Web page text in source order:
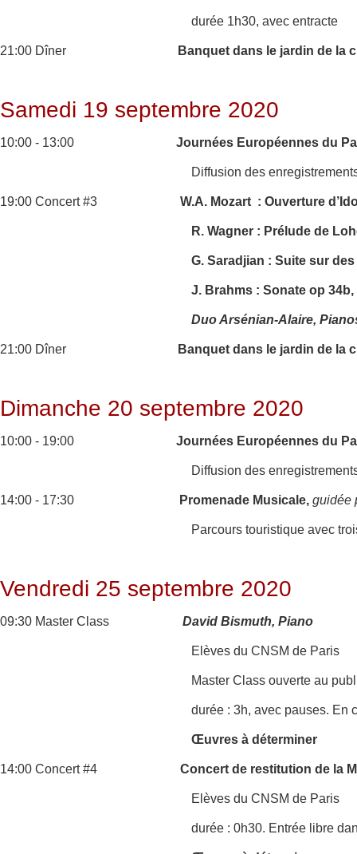
durée 1h30, avec entracte
21:00 Dîner Banquet dans le jardin de la
Samedi 19 septembre 2020
10:00 - 13:00 Journées Européennes du
Diffusion des
19:00 Concert #3 W.A. Mozart : Ouverture
R. Wagner : Prélude de
G. Saradjian : Suite sur
J. Brahms : Sonate op
Duo Arsénian-Alaire,
21:00 Dîner Banquet dans le jardin de la
Dimanche 20 septembre 2020
10:00 - 19:00 Journées Européennes du
Diffusion des
14:00 - 17:30 Promenade Musicale, guidée
Parcours touristique avec
Vendredi 25 septembre 2020
09:30 Master Class David Bismuth, Piano
Elèves du CNSM de Paris
Master Class ouverte au
durée : 3h, avec pauses. En
Œuvres à déterminer
14:00 Concert #4 Concert de restitution de la
Elèves du CNSM de Paris
durée : 0h30. Entrée libre